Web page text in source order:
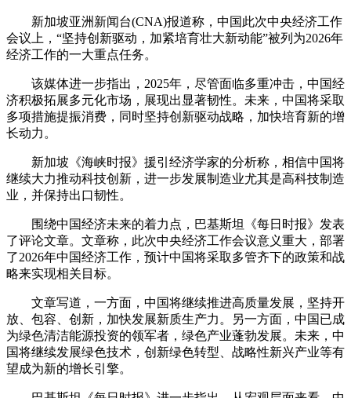
新加坡亚洲新闻台(CNA)报道称，中国此次中央经济工作
会议上，“坚持创新驱动，加紧培育壮大新动能”被列为2026年
经济工作的一大重点任务。
该媒体进一步指出，2025年，尽管面临多重冲击，中国经
济积极拓展多元化市场，展现出显著韧性。未来，中国将采取
多项措施提振消费，同时坚持创新驱动战略，加快培育新的增
长动力。
新加坡《海峡时报》援引经济学家的分析称，相信中国将
继续大力推动科技创新，进一步发展制造业尤其是高科技制造
业，并保持出口韧性。
围绕中国经济未来的着力点，巴基斯坦《每日时报》发表
了评论文章。文章称，此次中央经济工作会议意义重大，部署
了2026年中国经济工作，预计中国将采取多管齐下的政策和战
略来实现相关目标。
文章写道，一方面，中国将继续推进高质量发展，坚持开
放、包容、创新，加快发展新质生产力。另一方面，中国已成
为绿色清洁能源投资的领军者，绿色产业蓬勃发展。未来，中
国将继续发展绿色技术，创新绿色转型、战略性新兴产业等有
望成为新的增长引擎。